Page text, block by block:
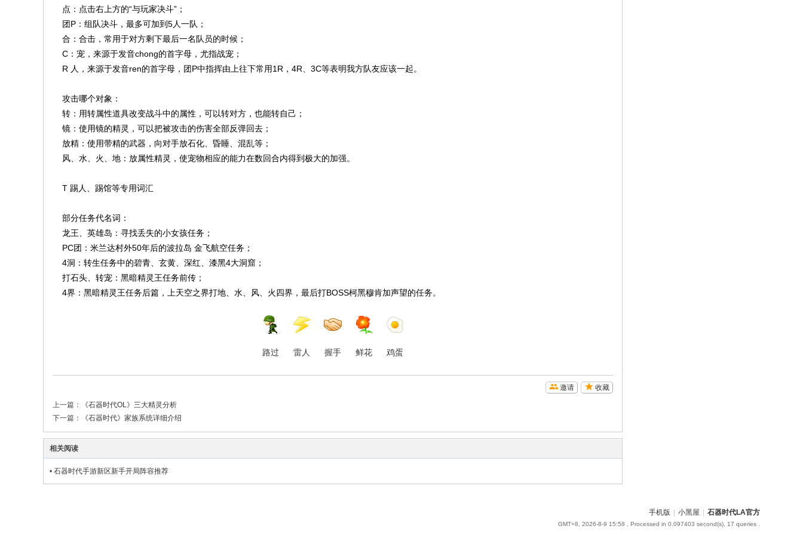
点：点击右上方的“与玩家决斗”；
团P：组队决斗，最多可加到5人一队；
合：合击，常用于对方剩下最后一名队员的时候；
C：宠，来源于发音chong的首字母，尤指战宠；
R 人，来源于发音ren的首字母，团P中指挥由上往下常用1R，4R、3C等表明我方队友应该一起。
攻击哪个对象：
转：用转属性道具改变战斗中的属性，可以转对方，也能转自己；
镜：使用镜的精灵，可以把被攻击的伤害全部反弹回去；
放精：使用带精的武器，向对手放石化、昏睡、混乱等；
风、水、火、地：放属性精灵，使宠物相应的能力在数回合内得到极大的加强。
T 踢人、踢馆等专用词汇
部分任务代名词：
龙王、英雄岛：寻找丢失的小女孩任务；
PC团：米兰达村外50年后的波拉岛 金飞航空任务；
4洞：转生任务中的碧青、玄黄、深红、漆黑4大洞窟；
打石头、转宠：黑暗精灵王任务前传；
4界：黑暗精灵王任务后篇，上天空之界打地、水、风、火四界，最后打BOSS柯黑穆肯加声望的任务。
路过 雷人 握手 鲜花 鸡蛋
收藏
邀请
上一篇：
《石器时代OL》三大精灵分析
下一篇：
《石器时代》家族系统详细介绍
相关阅读
• 石器时代手游新区新手开局阵容推荐
手机版 小黑屋 石器时代LA官方
GMT+8, 2026-8-9 15:58 , Processed in 0.097403 second(s), 17 queries .